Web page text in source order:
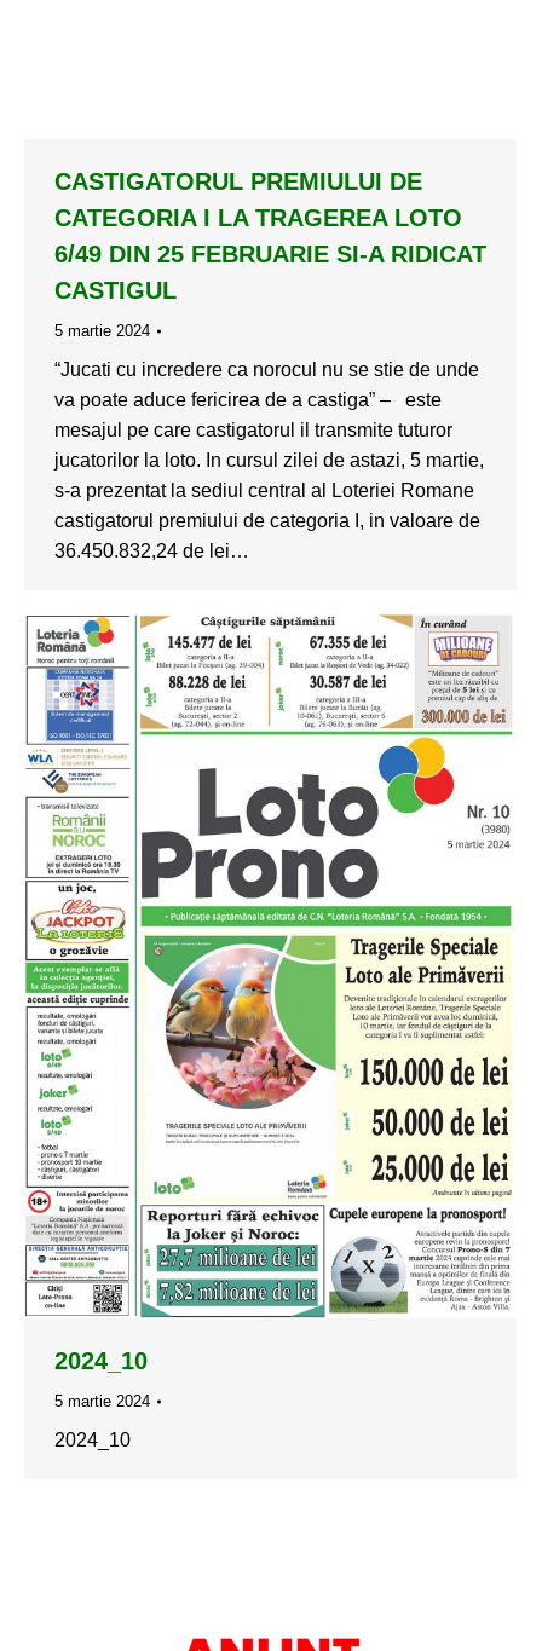
CASTIGATORUL PREMIULUI DE
CATEGORIA I LA TRAGEREA LOTO
6/49 DIN 25 FEBRUARIE SI-A RIDICAT
CASTIGUL
5 martie 2024
“Jucati cu incredere ca norocul nu se stie de unde
va poate aduce fericirea de a castiga” – este
mesajul pe care castigatorul il transmite tuturor
jucatorilor la loto. In cursul zilei de astazi, 5 martie,
s-a prezentat la sediul central al Loteriei Romane
castigatorul premiului de categoria I, in valoare de
36.450.832,24 de lei…
2024_10
5 martie 2024
2024_10